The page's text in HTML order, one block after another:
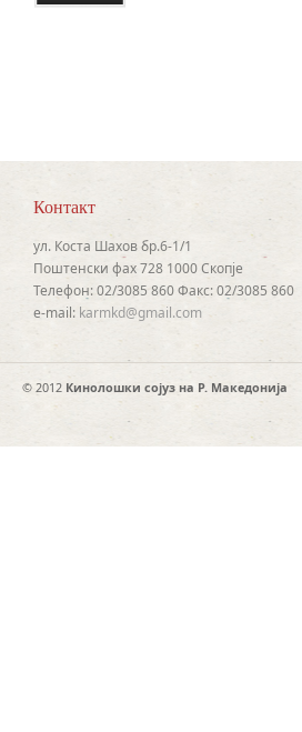
Контакт
ул. Коста Шахов бр.6-1/1
Поштенски фах 728 1000 Скопје
Телефон: 02/3085 860 Факс: 02/3085 860
e-mail: karmkd@gmail.com
© 2012 Кинолошки сојуз на Р. Македонија